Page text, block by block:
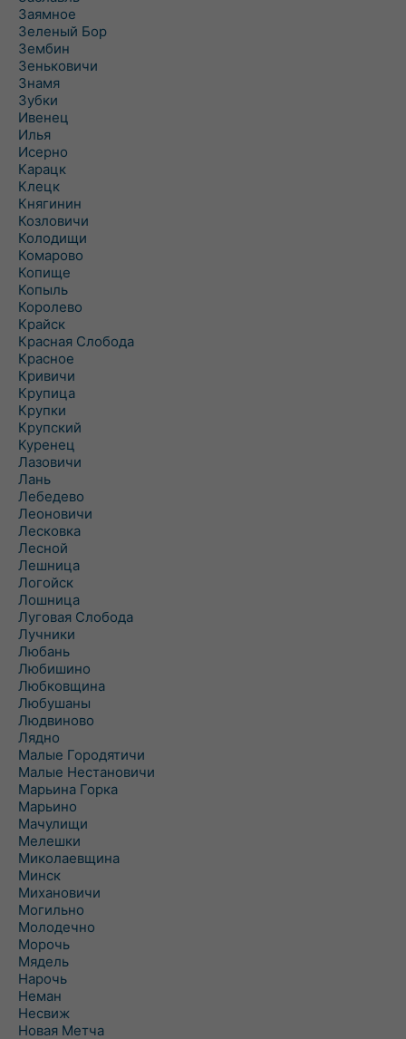
Заямное
Зеленый Бор
Зембин
Зеньковичи
Знамя
Зубки
Ивенец
Илья
Исерно
Карацк
Клецк
Княгинин
Козловичи
Колодищи
Комарово
Копище
Копыль
Королево
Крайск
Красная Слобода
Красное
Кривичи
Крупица
Крупки
Крупский
Куренец
Лазовичи
Лань
Лебедево
Леоновичи
Лесковка
Лесной
Лешница
Логойск
Лошница
Луговая Слобода
Лучники
Любань
Любишино
Любковщина
Любушаны
Людвиново
Лядно
Малые Городятичи
Малые Нестановичи
Марьина Горка
Марьино
Мачулищи
Мелешки
Миколаевщина
Минск
Михановичи
Могильно
Молодечно
Морочь
Мядель
Нарочь
Неман
Несвиж
Новая Метча